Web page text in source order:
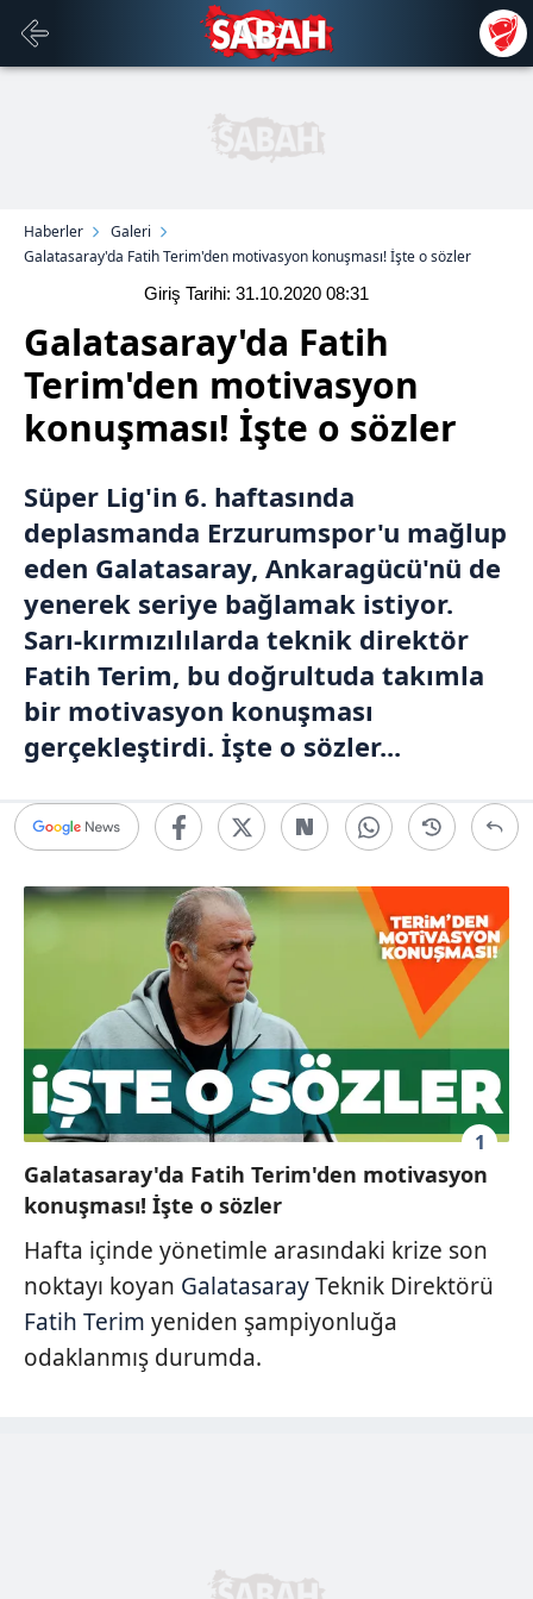
Haberler
Galeri
Galatasaray'da Fatih Terim'den motivasyon konuşması! İşte o sözler
Giriş Tarihi: 31.10.2020 08:31
Galatasaray'da Fatih
Terim'den motivasyon
konuşması! İşte o sözler
Süper Lig'in 6. haftasında
deplasmanda Erzurumspor'u mağlup
eden Galatasaray, Ankaragücü'nü de
yenerek seriye bağlamak istiyor.
Sarı-kırmızılılarda teknik direktör
Fatih Terim, bu doğrultuda takımla
bir motivasyon konuşması
gerçekleştirdi. İşte o sözler...
1
Galatasaray'da Fatih Terim'den motivasyon
konuşması! İşte o sözler
Hafta içinde yönetimle arasındaki krize son
noktayı koyan GalatasarayTeknik Direktörü
Fatih Terim yeniden şampiyonluğa
odaklanmış durumda.